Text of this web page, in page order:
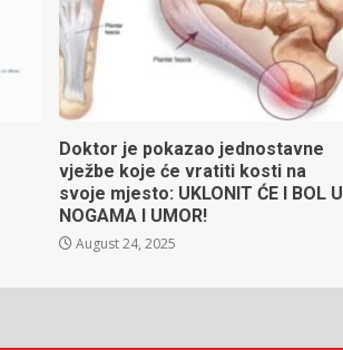
Doktor je pokazao jednostavne
vježbe koje će vratiti kosti na
svoje mjesto: UKLONIT ĆE I BOL U
NOGAMA I UMOR!
August 24, 2025